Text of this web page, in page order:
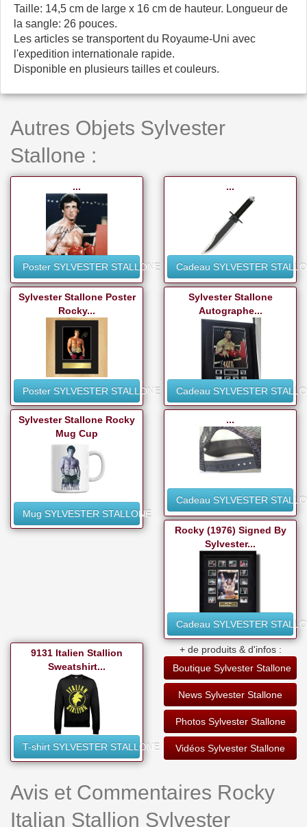
Taille: 14,5 cm de large x 16 cm de hauteur. Longueur de
la sangle: 26 pouces.
Les articles se transportent du Royaume-Uni avec
l'expedition internationale rapide.
Disponible en plusieurs tailles et couleurs.
Autres Objets Sylvester
Stallone :
...
Poster SYLVESTER STALLONE
...
Cadeau SYLVESTER
Sylvester Stallone Poster
Rocky...
Poster SYLVESTER STALLONE
Sylvester Stallone
Autographe...
Cadeau SYLVESTER
Sylvester Stallone Rocky
Mug Cup
Mug SYLVESTER STALLONE
...
Cadeau SYLVESTER
Rocky (1976) Signed By
Sylvester...
Cadeau SYLVESTER
9131 Italien Stallion
Sweatshirt...
T-shirt SYLVESTER STALLONE
+ de produits & d'infos :
Boutique Sylvester Stallone
News Sylvester Stallone
Photos Sylvester Stallone
Vidéos Sylvester Stallone
Avis et Commentaires Rocky
Italian Stallion Sylvester